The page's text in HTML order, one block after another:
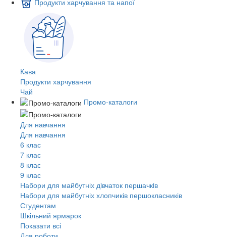
Кава
Продукти харчування
Чай
Промо-каталоги
Для навчання
Для навчання
6 клас
7 клас
8 клас
9 клас
Набори для майбутніх дiвчаток першачкiв
Набори для майбутніх хлопчиків першокласників
Студентам
Шкільний ярмарок
Показати всі